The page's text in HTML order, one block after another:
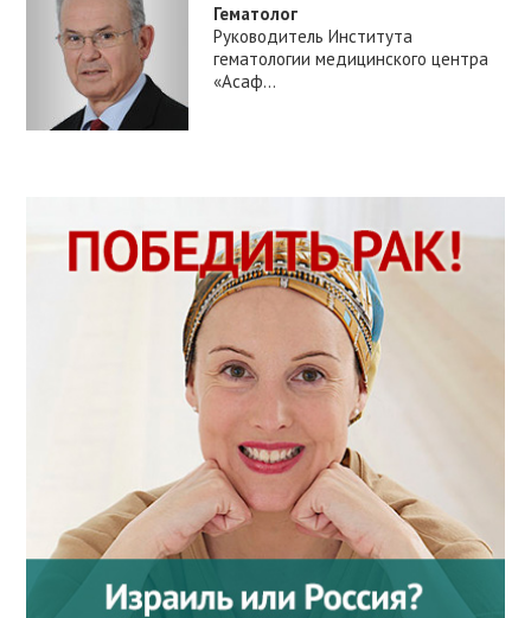
Гематолог
Руководитель Института
гематологии медицинского центра
«Асаф...